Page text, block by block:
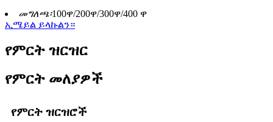
መግለጫ፡100ዋ/200ዋ/300ዋ/400 ዋ
ኢሜይል ይላኩልን።
የምርት ዝርዝር
የምርት መለያዎች
የምርት ዝርዝሮች